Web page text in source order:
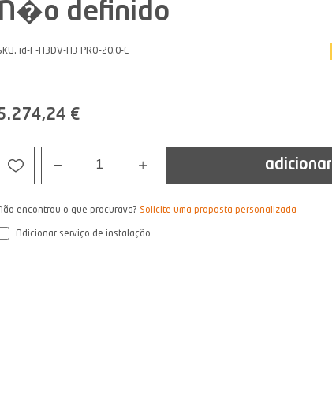
N�o definido
id-F-H3DV-H3 PRO-20.0-E
€
1 adicionar
Não encontrou o que procurava? Solicite uma proposta personalizada
Adicionar serviço de instalação